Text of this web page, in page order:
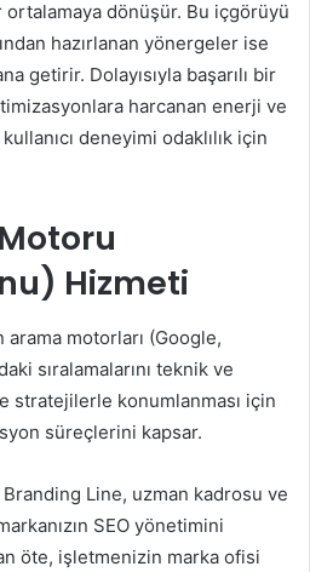
dönüşür. Bu içgörüyü
hazırlanan yönergeler ise
getirir. Dolayısıyla başarılı bir
harcanan enerji ve
deneyimi odaklılık için
Hizmeti
motorları (Google,
sıralamalarını teknik ve
stratejilerle konumlanması için
süreçlerini kapsar.
Line, uzman kadrosu ve
SEO yönetimini
öte, işletmenizin marka ofisi